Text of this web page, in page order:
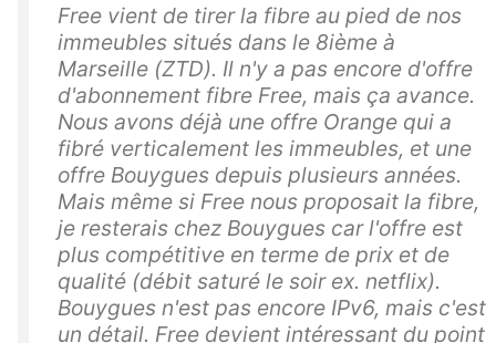
Free vient de tirer la fibre au pied de nos
immeubles situés dans le 8ième à
Marseille (ZTD). Il n'y a pas encore d'offre
d'abonnement fibre Free, mais ça avance.
Nous avons déjà une offre Orange qui a
fibré verticalement les immeubles, et une
offre Bouygues depuis plusieurs années.
Mais même si Free nous proposait la fibre,
je resterais chez Bouygues car l'offre est
plus compétitive en terme de prix et de
qualité (débit saturé le soir ex. netflix).
Bouygues n'est pas encore IPv6, mais c'est
un détail. Free devient intéressant du point